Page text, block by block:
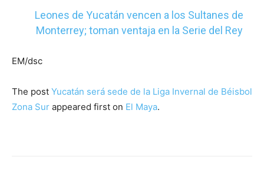
Leones de Yucatán vencen a los Sultanes de
Monterrey; toman ventaja en la Serie del Rey
EM/dsc
The post Yucatán será sede de la Liga Invernal de Béisbol
Zona Sur appeared first on El Maya.